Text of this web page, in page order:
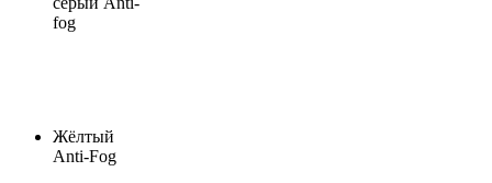
fog
Жёлтый
Anti-Fog